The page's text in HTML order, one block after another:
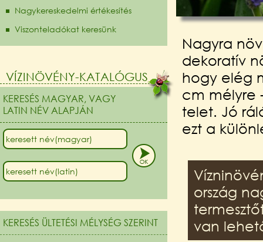
Nagykereskedelmi értékesítés
Viszonteladókat keresünk
VÍZINÖVÉNY-KATALÓGUS
KERESÉS MAGYAR, VAGY
LATIN NÉV ALAPJÁN
KERESÉS ÜLTETÉSI MÉLYSÉG SZERINT
Nagyra
dekoratív
hogy elég
cm mélyre
telet. Jó
ezt a
ország
van